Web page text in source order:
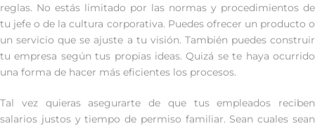
reglas. No estás limitado por las normas y procedimientos de
tu jefe o de la cultura corporativa. Puedes ofrecer un producto o
un servicio que se ajuste a tu visión. También puedes construir
tu empresa según tus propias ideas. Quizá se te haya ocurrido
una forma de hacer más eficientes los procesos.
Tal vez quieras asegurarte de que tus empleados reciben
salarios justos y tiempo de permiso familiar. Sean cuales sean